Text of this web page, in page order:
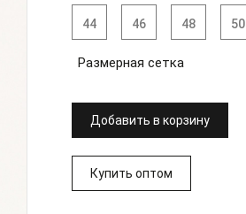
44 46 48 50
Размерная сетка
Добавить в корзину
Купить оптом